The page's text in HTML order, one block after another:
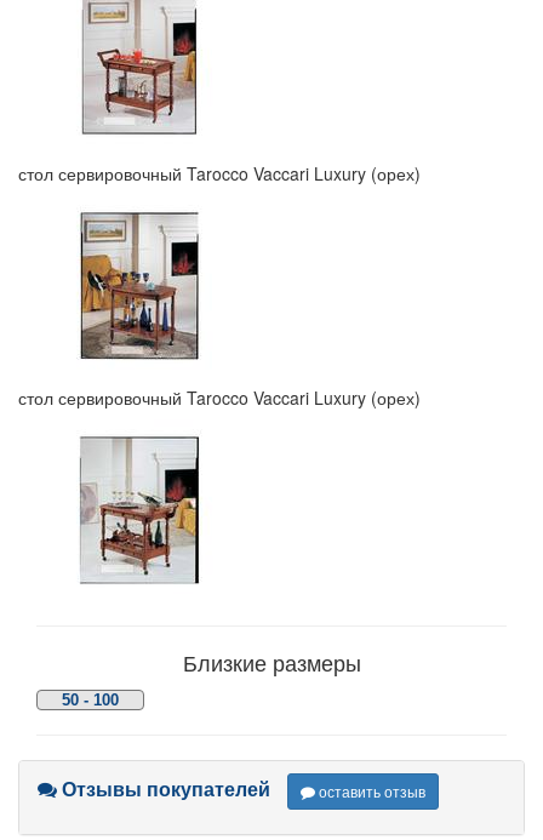
стол сервировочный Tarocco Vaccari Luxury (орех)
стол сервировочный Tarocco Vaccari Luxury (орех)
Близкие размеры
50 - 100
Отзывы покупателей оставить отзыв